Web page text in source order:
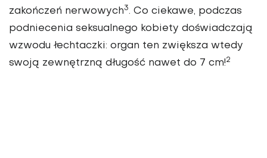
zakończeń nerwowych3. Co ciekawe, podczas
podniecenia seksualnego kobiety doświadczają
wzwodu łechtaczki: organ ten zwiększa wtedy
swoją zewnętrzną długość nawet do 7 cm!2